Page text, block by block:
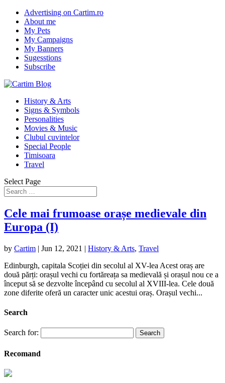
Advertising on Cartim.ro
About me
My Pets
My Campaigns
My Banners
Sugesstions
Subscribe
History & Arts
Signs & Symbols
Personalities
Movies & Music
Clubul cuvintelor
Special People
Timisoara
Travel
Select Page
Cele mai frumoase orașe medievale din
Europa (I)
by Cartim | Jun 12, 2021 | History & Arts, Travel
Edinburgh, capitala Scoției din secolul al XV-lea Acest oraș are
două părți: orașul vechi cu fortăreața sa medievală și orașul nou ce a
început să se dezvolte începând cu secolul al XVIII-lea. Cele două
zone diferite oferă un caracter unic acestui oraș. Orașul vechi...
Search
Search for:
Recomand